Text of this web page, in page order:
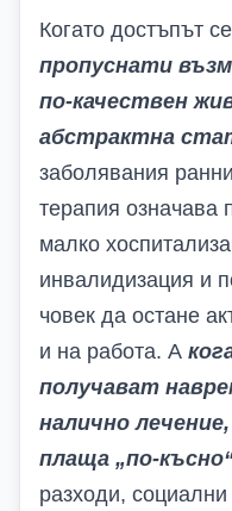
Когато достъпът
пропуснати
по-качествен
абстрактна
заболявания
терапия означава
малко
инвалидизация и
човек да остане
и на работа. А
получават
налично
плаща „по-
разходи,